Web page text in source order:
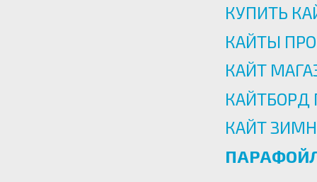
КУПИТЬ
КАЙТЫ
КАЙТ
КАЙТ